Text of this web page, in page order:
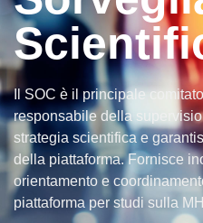
Il SOC è il principale
responsabile della
strategia scientifica e
della piattaforma. Fornisce
orientamento e
piattaforma per studi sulla